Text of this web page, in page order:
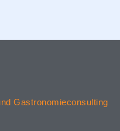
Gastronomieconsulting